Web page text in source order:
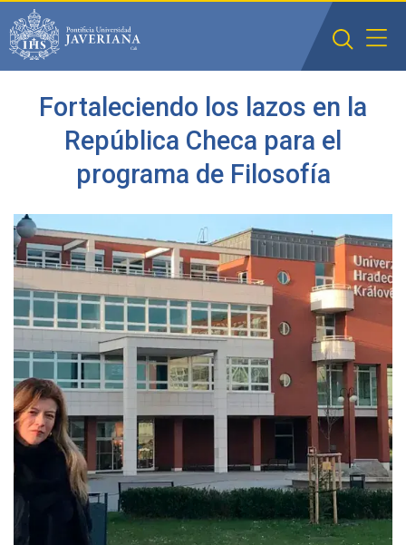
Saltar al contenido principal
Fortaleciendo los lazos en la
República Checa para el
programa de Filosofía